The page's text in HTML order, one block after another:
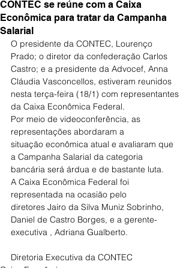
CONTEC se reúne com a Caixa
Econômica para tratar da Campanha
Salarial
O presidente da CONTEC, Lourenço
Prado; o diretor da confederação Carlos
Castro; e a presidente da Advocef, Anna
Cláudia Vasconcellos, estiveram reunidos
nesta terça-feira (18/1) com representantes
da Caixa Econômica Federal.
Por meio de videoconferência, as
representações abordaram a
situação econômica atual e avaliaram que
a Campanha Salarial da categoria
bancária será árdua e de bastante luta.
A Caixa Econômica Federal foi
representada na ocasião pelo
diretores Jairo da Silva Muniz Sobrinho,
Daniel de Castro Borges, e a gerente-
executiva , Adriana Gualberto.
Diretoria Executiva da CONTEC